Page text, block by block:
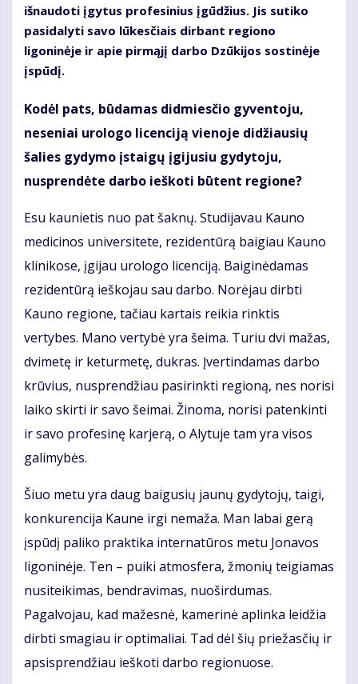
išnaudoti įgytus profesinius įgūdžius. Jis sutiko
pasidalyti savo lūkesčiais dirbant regiono
ligoninėje ir apie pirmąjį darbo Dzūkijos sostinėje
įspūdį.
Kodėl pats, būdamas didmiesčio gyventoju,
neseniai urologo licenciją vienoje didžiausių
šalies gydymo įstaigų įgijusiu gydytoju,
nusprendėte darbo ieškoti būtent regione?
Esu kaunietis nuo pat šaknų. Studijavau Kauno
medicinos universitete, rezidentūrą baigiau Kauno
klinikose, įgijau urologo licenciją. Baiginėdamas
rezidentūrą ieškojau sau darbo. Norėjau dirbti
Kauno regione, tačiau kartais reikia rinktis
vertybes. Mano vertybė yra šeima. Turiu dvi mažas,
dvimetę ir keturmetę, dukras. Įvertindamas darbo
krūvius, nusprendžiau pasirinkti regioną, nes norisi
laiko skirti ir savo šeimai. Žinoma, norisi patenkinti
ir savo profesinę karjerą, o Alytuje tam yra visos
galimybės.
Šiuo metu yra daug baigusių jaunų gydytojų, taigi,
konkurencija Kaune irgi nemaža. Man labai gerą
įspūdį paliko praktika internatūros metu Jonavos
ligoninėje. Ten – puiki atmosfera, žmonių teigiamas
nusiteikimas, bendravimas, nuoširdumas.
Pagalvojau, kad mažesnė, kamerinė aplinka leidžia
dirbti smagiau ir optimaliai. Tad dėl šių priežasčių ir
apsisprendžiau ieškoti darbo regionuose.